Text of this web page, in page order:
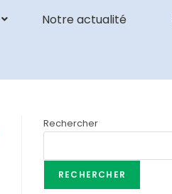
Notre actualité
Rechercher
RECHERCHER